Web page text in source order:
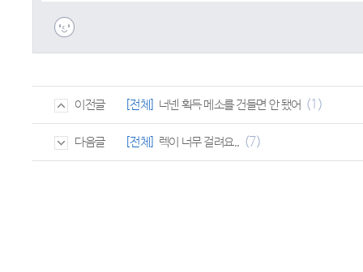
이전글 [전체] 너넨 획득 메소를 건들면 안 됐어 (1)
다음글 [전체] 렉이 너무 걸려요.. (7)